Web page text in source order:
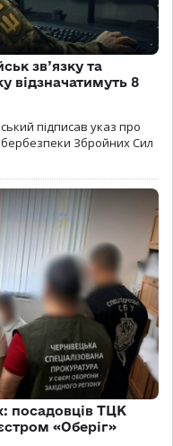
зв’язку та
відзначатимуть 8
підписав указ про
Збройних Сил
посадовців ТЦК
«Оберіг»